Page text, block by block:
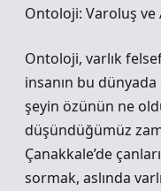
Ontoloji: Varoluş ve
Ontoloji, varlık
insanın bu
şeyin özünün ne
düşündüğümüz
Çanakkale’de
sormak, aslında